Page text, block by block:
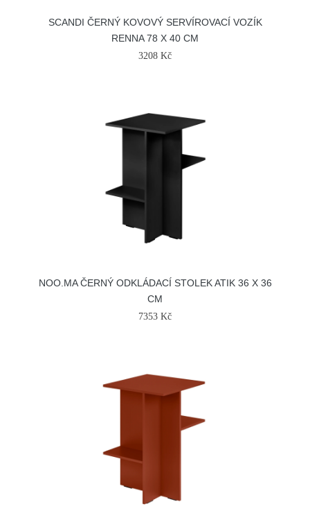
SCANDI ČERNÝ KOVOVÝ SERVÍROVACÍ VOZÍK
RENNA 78 X 40 CM
3208 Kč
NOO.MA ČERNÝ ODKLÁDACÍ STOLEK ATIK 36 X 36
CM
7353 Kč